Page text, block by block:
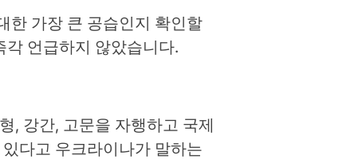
한 가장 큰 공습인지 확인할
언급하지 않았습니다.
, 강간, 고문을 자행하고 국제
다고 우크라이나가 말하는